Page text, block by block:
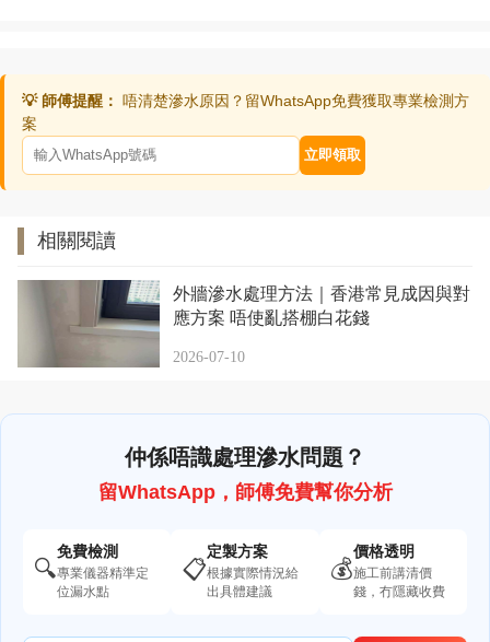
💡 師傅提醒： 唔清楚滲水原因？留WhatsApp免費獲取專業檢測方
案
立即領取
相關閱讀
外牆滲水處理方法｜香港常見成因與對
應方案 唔使亂搭棚白花錢
2026-07-10
仲係唔識處理滲水問題？
留WhatsApp，師傅免費幫你分析
🔍
免費檢測
專業儀器精準定
位漏水點
📋
定製方案
根據實際情況給
出具體建議
💰
價格透明
施工前講清價
錢，冇隱藏收費